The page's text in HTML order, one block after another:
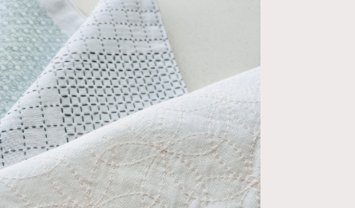
大人のための、心を整える習得キット
¥14,500
SOLD OUT